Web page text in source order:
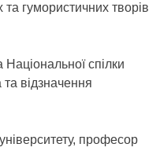
гумористичних творів
Національної спілки
відзначення
професор